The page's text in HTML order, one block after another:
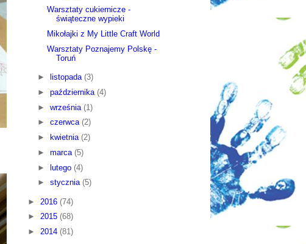
Warsztaty cukiernicze -
świąteczne wypieki
Mikołajki z My Little Craft World
Warsztaty Poznajemy Polskę -
Toruń
► listopada (3)
► października (4)
► września (1)
► czerwca (2)
►
kwietnia (2)
► marca (5)
► lutego (4)
► stycznia (5)
► 2016 (74)
► 2015 (68)
► 2014 (81)